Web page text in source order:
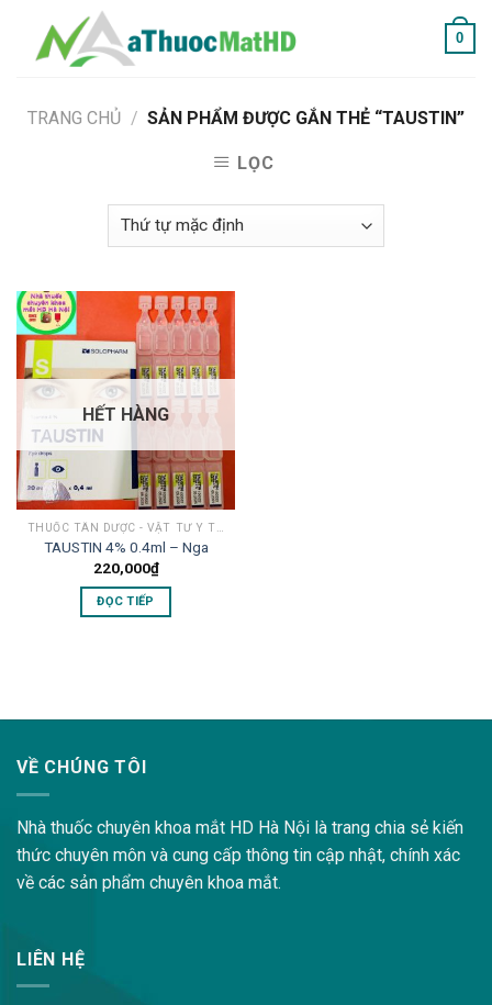
content
0
TRANG CHỦ / SẢN PHẨM ĐƯỢC GẮN THẺ “TAUSTIN”
LỌC
HẾT HÀNG
TAUSTIN 4% 0.4ml – Nga
220,000₫
ĐỌC TIẾP
VỀ CHÚNG TÔI
Nhà thuốc chuyên khoa mắt HD Hà Nội là trang chia sẻ kiến
thức chuyên môn và cung cấp thông tin cập nhật, chính xác
về các sản phẩm chuyên khoa mắt.
LIÊN HỆ